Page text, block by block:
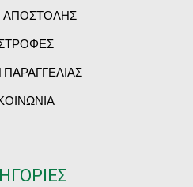
ΑΠΟΣΤΟΛΗΣ
ΠΑΡΑΓΓΕΛΙΑΣ